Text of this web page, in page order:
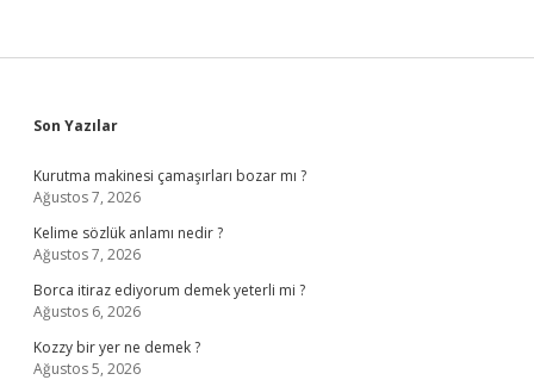
Sidebar
Son Yazılar
Kurutma makinesi çamaşırları bozar mı ?
Ağustos 7, 2026
Kelime sözlük anlamı nedir ?
Ağustos 7, 2026
Borca itiraz ediyorum demek yeterli mi ?
Ağustos 6, 2026
Kozzy bir yer ne demek ?
Ağustos 5, 2026